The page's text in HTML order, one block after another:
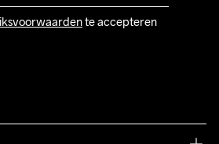
te accepteren